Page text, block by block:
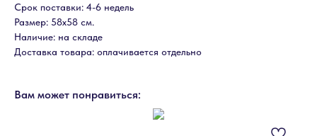
Срок поставки: 4-6 недель
Размер: 58х58 см.
Наличие: на складе
Доставка товара: оплачивается отдельно
Вам может понравиться: